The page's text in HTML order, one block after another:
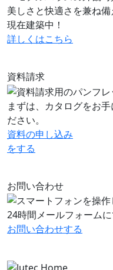
美しさと快適さを兼ね
現在建築中！
詳しくはこちら
資料請求
まずは、カタログをお
ださい。
資料の申し込み
をする
お問い合わせ
24時間メールフォーム
お問い合わせする